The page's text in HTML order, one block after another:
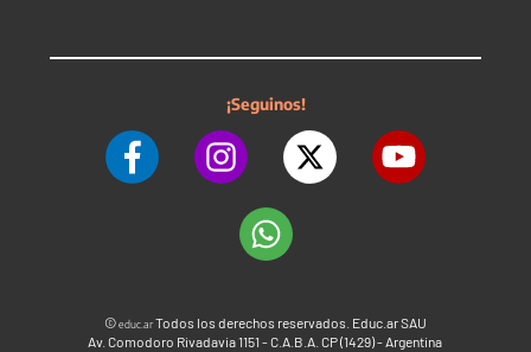
¡Seguinos!
©educ.arTodos los derechos reservados. Educ.ar SAU
Av. Comodoro Rivadavia 1151 - C.A.B.A. CP (1429) - Argentina